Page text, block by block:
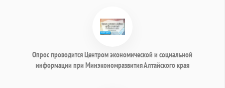
Опрос проводится Центром экономической и социальной
информации при Минэкономразвития Алтайского края